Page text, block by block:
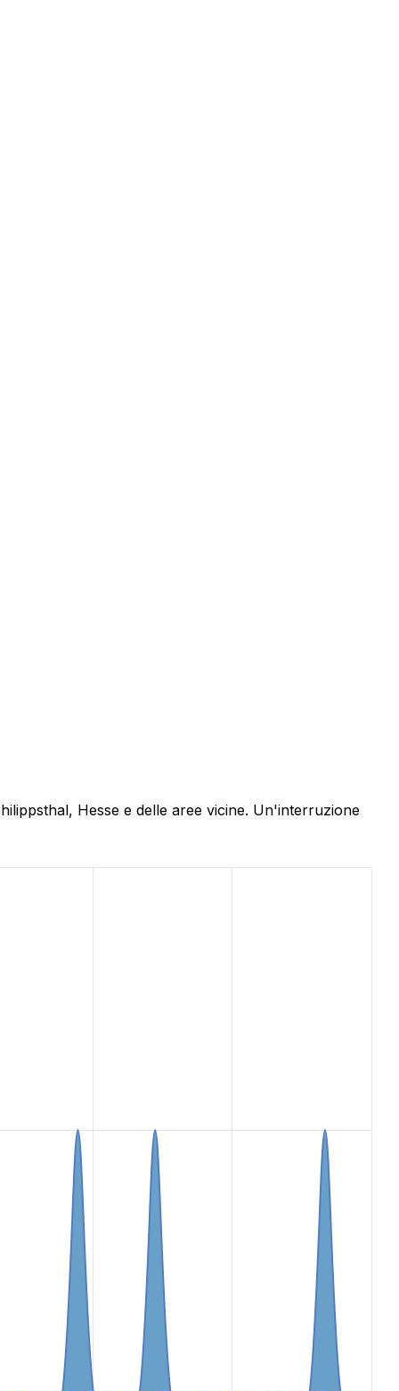
Hesse e delle aree vicine. Un'interruzione